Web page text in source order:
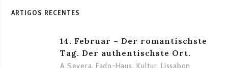
ARTIGOS RECENTES
14. Februar – Der romantischste
Tag. Der authentischste Ort.
A Severa, Fado-Haus, Kultur,Lissabon